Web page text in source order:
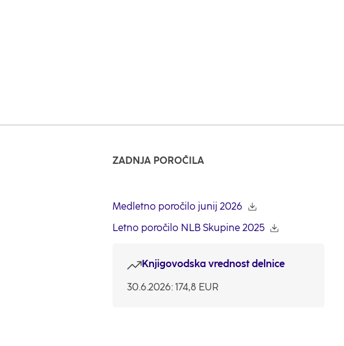
ZADNJA POROČILA
Medletno poročilo junij 2026
Letno poročilo NLB Skupine 2025
Knjigovodska vrednost delnice
30.6.2026: 174,8 EUR